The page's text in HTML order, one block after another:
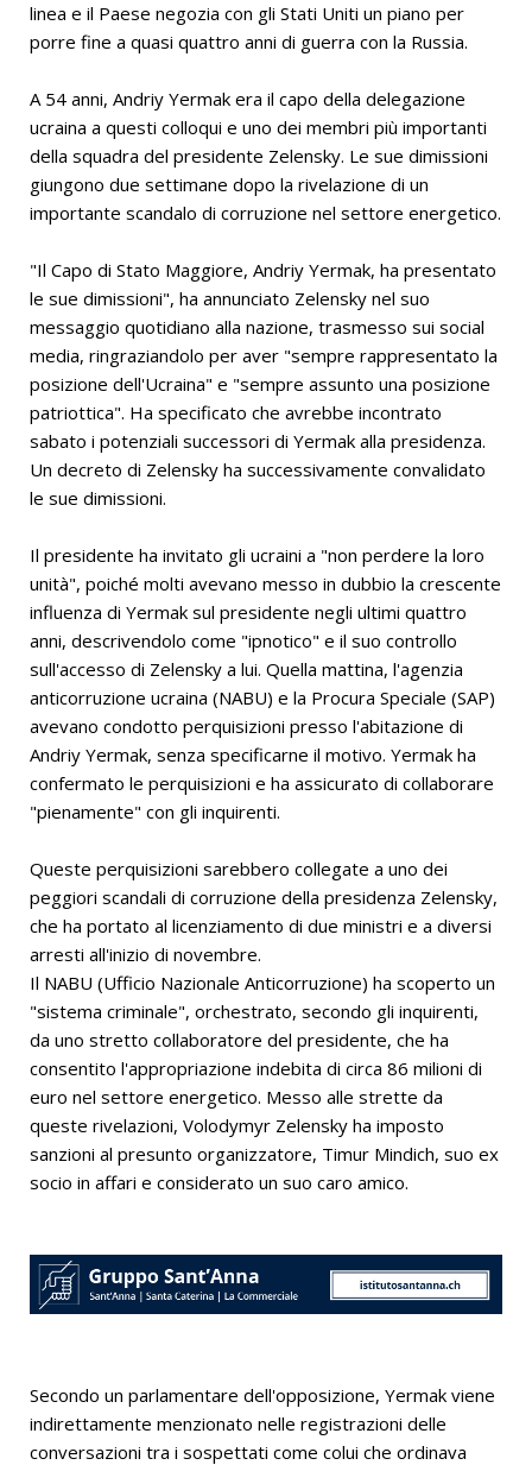
linea e il Paese negozia con gli Stati Uniti un piano per
porre fine a quasi quattro anni di guerra con la Russia.
A 54 anni, Andriy Yermak era il capo della delegazione
ucraina a questi colloqui e uno dei membri più importanti
della squadra del presidente Zelensky. Le sue dimissioni
giungono due settimane dopo la rivelazione di un
importante scandalo di corruzione nel settore energetico.
"Il Capo di Stato Maggiore, Andriy Yermak, ha presentato
le sue dimissioni", ha annunciato Zelensky nel suo
messaggio quotidiano alla nazione, trasmesso sui social
media, ringraziandolo per aver "sempre rappresentato la
posizione dell'Ucraina" e "sempre assunto una posizione
patriottica". Ha specificato che avrebbe incontrato
sabato i potenziali successori di Yermak alla presidenza.
Un decreto di Zelensky ha successivamente convalidato
le sue dimissioni.
Il presidente ha invitato gli ucraini a "non perdere la loro
unità", poiché molti avevano messo in dubbio la crescente
influenza di Yermak sul presidente negli ultimi quattro
anni, descrivendolo come "ipnotico" e il suo controllo
sull'accesso di Zelensky a lui. Quella mattina, l'agenzia
anticorruzione ucraina (NABU) e la Procura Speciale (SAP)
avevano condotto perquisizioni presso l'abitazione di
Andriy Yermak, senza specificarne il motivo. Yermak ha
confermato le perquisizioni e ha assicurato di collaborare
"pienamente" con gli inquirenti.
Queste perquisizioni sarebbero collegate a uno dei
peggiori scandali di corruzione della presidenza Zelensky,
che ha portato al licenziamento di due ministri e a diversi
arresti all'inizio di novembre.
Il NABU (Ufficio Nazionale Anticorruzione) ha scoperto un
"sistema criminale", orchestrato, secondo gli inquirenti,
da uno stretto collaboratore del presidente, che ha
consentito l'appropriazione indebita di circa 86 milioni di
euro nel settore energetico. Messo alle strette da
queste rivelazioni, Volodymyr Zelensky ha imposto
sanzioni al presunto organizzatore, Timur Mindich, suo ex
socio in affari e considerato un suo caro amico.
Secondo un parlamentare dell'opposizione, Yermak viene
indirettamente menzionato nelle registrazioni delle
conversazioni tra i sospettati come colui che ordinava